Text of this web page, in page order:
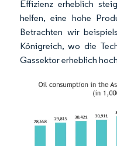
Effizienz erheblich
helfen, eine hohe
Betrachten wir
Königreich, wo die
Gassektor erheblich